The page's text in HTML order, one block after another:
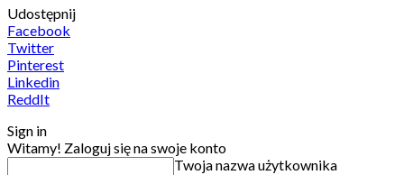
Udostępnij
Facebook
Twitter
Pinterest
Linkedin
ReddIt
Sign in
Witamy! Zaloguj się na swoje konto
Twoja nazwa użytkownika